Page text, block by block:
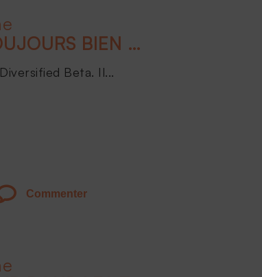
LES ACTIFS FINANCIERS TOUJOURS BIEN ORIENTÉS POUR 2024 !
Beta. Il...
Commenter